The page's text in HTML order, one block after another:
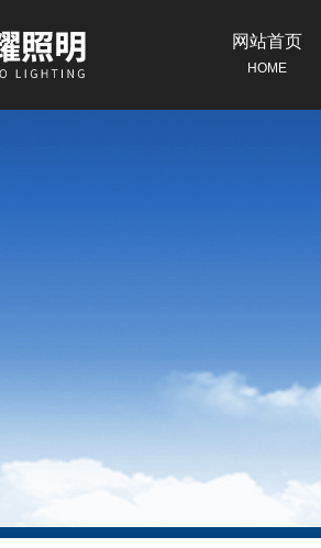
网站首页
HOME